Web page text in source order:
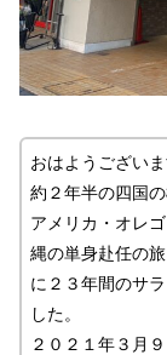
おはようござい
約２年半の四国
アメリカ・オレ
縄の単身赴任の
に２３年間のサ
した。
２０２１年３月